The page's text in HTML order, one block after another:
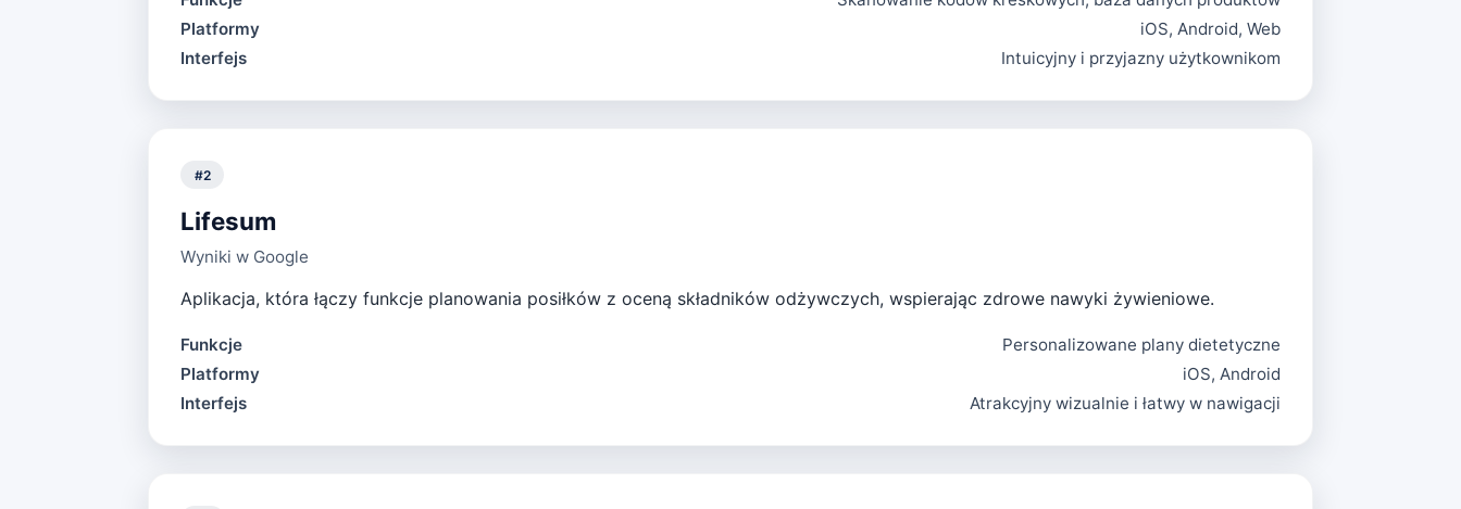
Platformy
iOS, Android, Web
Interfejs
Intuicyjny i przyjazny użytkownikom
#2
Lifesum
Wyniki w Google
Aplikacja, która łączy funkcje planowania posiłków z oceną składników odżywczych, wspierając zdrowe nawyki żywieniowe.
Funkcje
Personalizowane plany dietetyczne
Platformy
iOS, Android
Interfejs
Atrakcyjny wizualnie i łatwy w nawigacji